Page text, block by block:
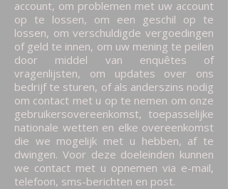
account, om problemen met uw account
op te lossen, om een geschil op te
lossen, om verschuldigde vergoedingen
of geld te innen, om uw mening te peilen
door middel van enquêtes of
vragenlijsten, om updates over ons
bedrijf te sturen, of als anderszins nodig
om contact met u op te nemen om onze
gebruikersovereenkomst, toepasselijke
nationale wetten en elke overeenkomst
die we mogelijk met u hebben, af te
dwingen. Voor deze doeleinden kunnen
we contact met u opnemen via e-mail,
telefoon, sms-berichten en post.